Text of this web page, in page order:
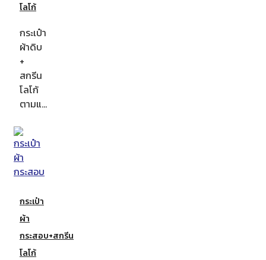
โลโก้
กระเป๋า
ผ้าดิบ
+
สกรีน
โลโก้
ตามแ…
กระเป๋า
ผ้า
กระสอบ+สกรีน
โลโก้